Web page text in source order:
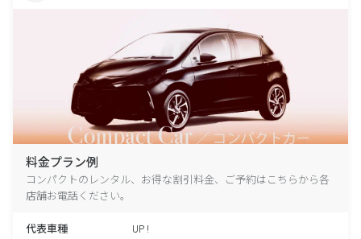
料金プラン例
コンパクトのレンタル、お得な割引料金、ご予約はこちらから各
店舗お電話ください。
代表車種 UP !